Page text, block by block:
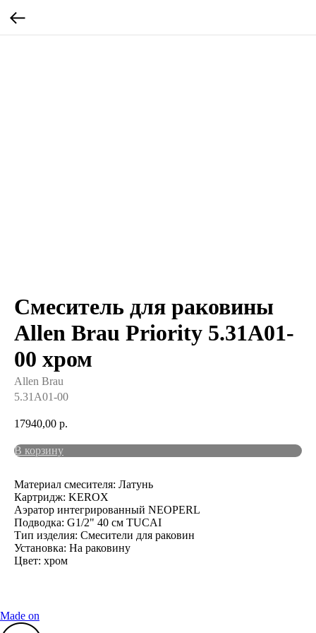
Смеситель для раковины
Allen Brau Priority 5.31A01-
00 хром
Allen Brau
5.31A01-00
17940,00 р.
В корзину
Материал смесителя: Латунь
Картридж: KEROX
Аэратор интегрированный NEOPERL
Подводка: G1/2" 40 см TUCAI
Тип изделия: Смесители для раковин
Установка: На раковину
Цвет: хром
Made on